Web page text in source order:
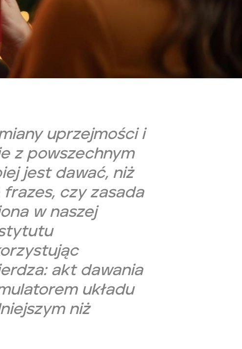
uprzejmości i
z powszechnym
jest dawać, niż
czy zasada
w naszej
akt dawania
układu
niż